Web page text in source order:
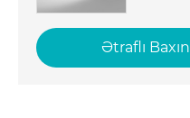
Ətraflı Baxın